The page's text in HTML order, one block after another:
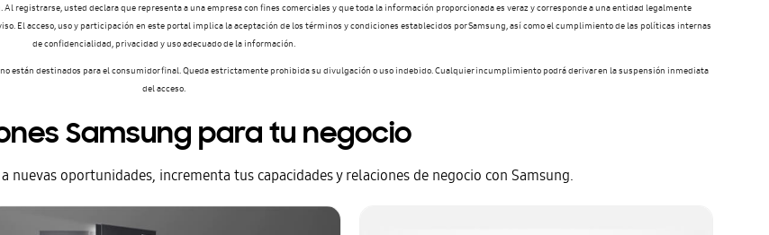
registrarse, usted declara que representa a una empresa con fines comerciales y que toda la información proporcionada es veraz y corresponde a una entidad legalmente
El acceso, uso y participación en este portal implica la aceptación de los términos y condiciones establecidos por Samsung, así como el cumplimiento de las políticas internas
de confidencialidad, privacidad y uso adecuado de la información.
están destinados para el consumidor final. Queda estrictamente prohibida su divulgación o uso indebido. Cualquier incumplimiento podrá derivar en la suspensión inmediata
del acceso.
Samsung para tu negocio
nuevas oportunidades, incrementa tus capacidades y relaciones de negocio con Samsung.